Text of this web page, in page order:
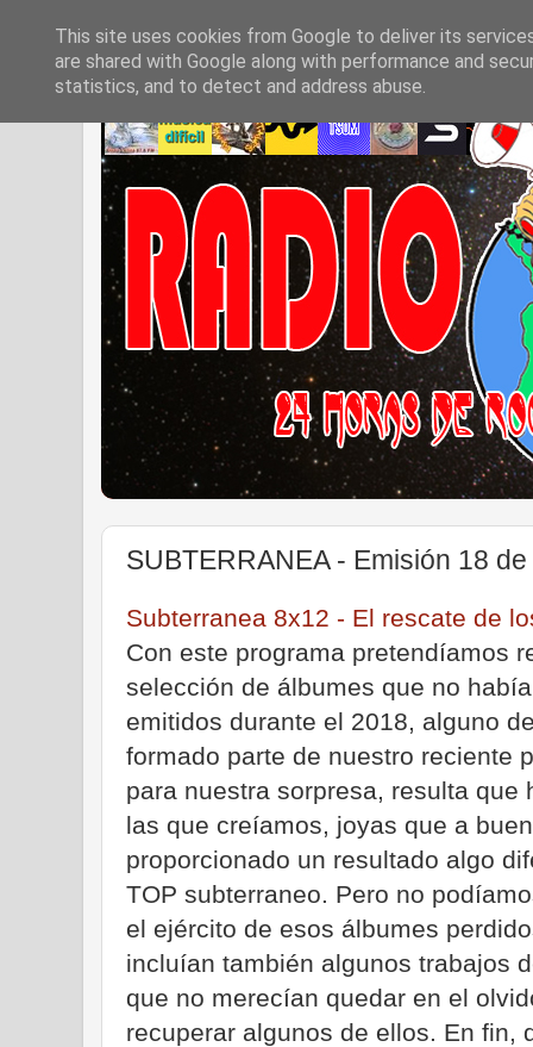
SUBTERRANEA - Emisión 18
Subterranea 8x12 - El rescate de
Con este programa pretendíamos
selección de álbumes que no
emitidos durante el 2018, alguno
formado parte de nuestro reciente
para nuestra sorpresa, resulta
las que creíamos, joyas que a
proporcionado un resultado algo
TOP subterraneo. Pero no
el ejército de esos álbumes
incluían también algunos trabajos
que no merecían quedar en el
recuperar algunos de ellos. En fin,
This site uses cookies from Google to deliver its
are shared with Google along with performance and
statistics, and to detect and address abuse.